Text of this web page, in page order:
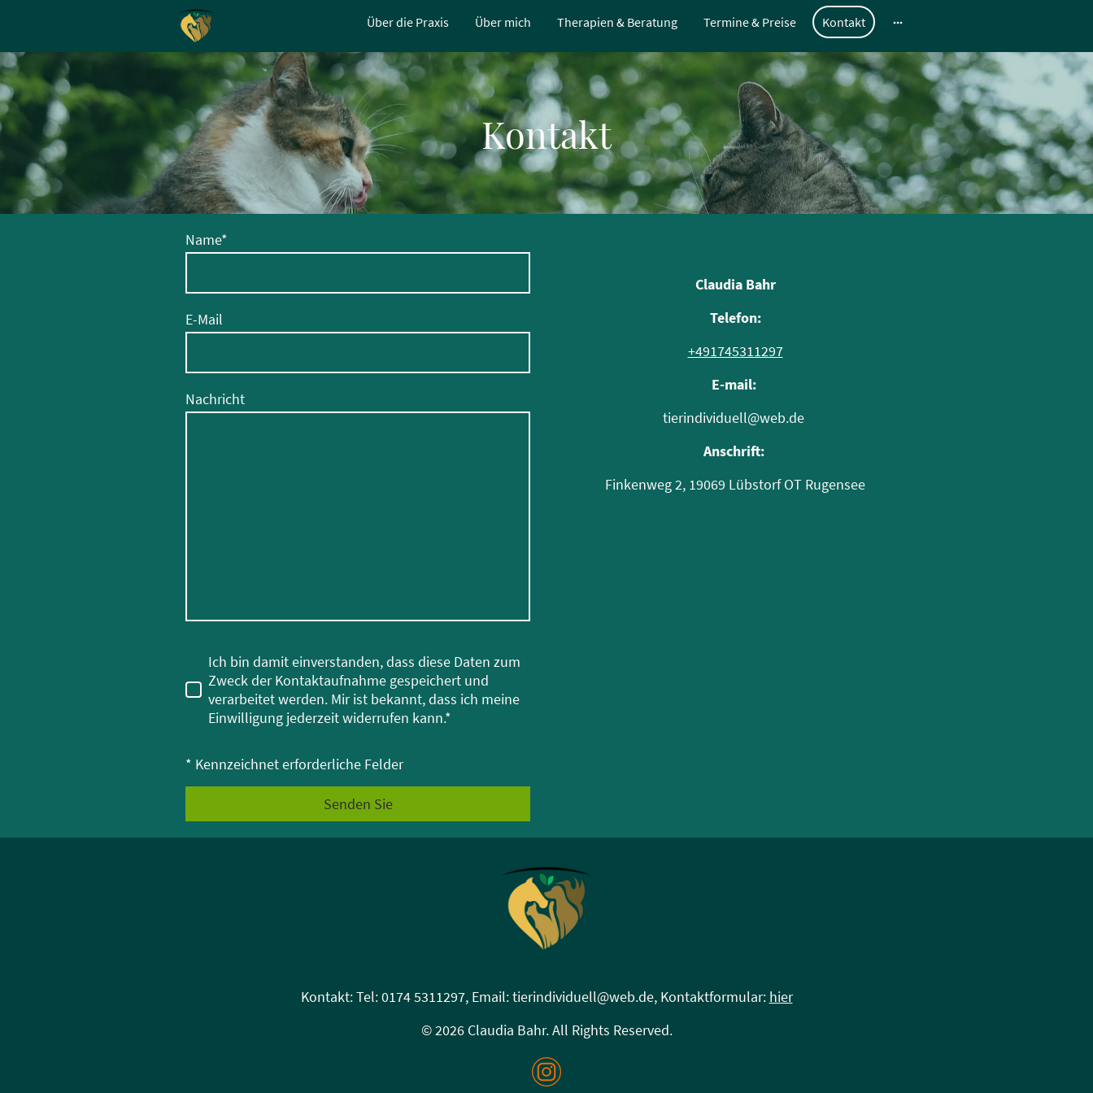
Über die Praxis Über mich Therapien & Beratung Termine & Preise Kontakt
Kontakt
Name*
E-Mail
Nachricht
Ich bin damit einverstanden, dass diese Daten zum
Zweck der Kontaktaufnahme gespeichert und
verarbeitet werden. Mir ist bekannt, dass ich meine
Einwilligung jederzeit widerrufen kann.*
* Kennzeichnet erforderliche Felder
Senden Sie
Claudia Bahr
Telefon:
+491745311297
E-mail:
tierindividuell@web.de
Anschrift:
Finkenweg 2, 19069 Lübstorf OT Rugensee
Kontakt: Tel: 0174 5311297, Email: tierindividuell@web.de, Kontaktformular: hier
© 2026 Claudia Bahr. All Rights Reserved.